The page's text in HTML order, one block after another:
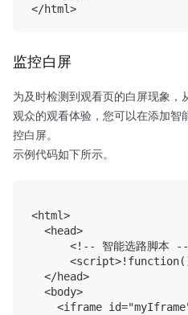
监控白屏
为及时检测到观看页的白屏现象
观众的观看体验，您可以在添加智
控白屏。
示例代码如下所示。
<html>
  <head>
<!-- 智能选路脚本
  </head>
  <body>
<iframe